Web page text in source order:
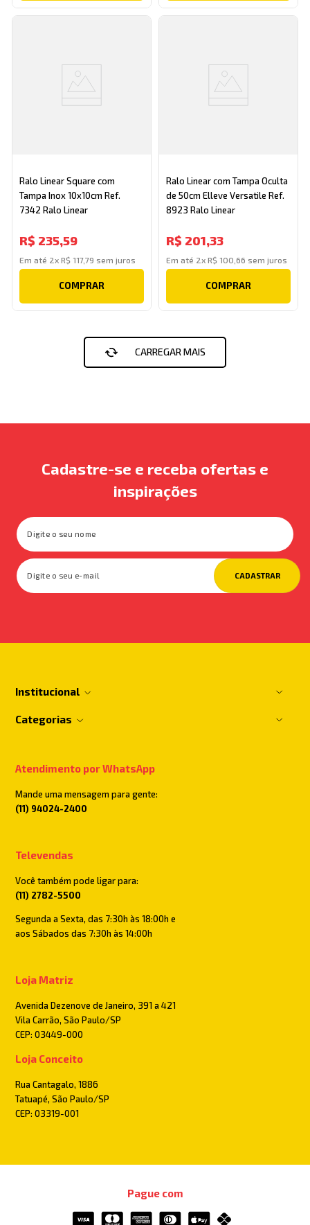
Ralo Linear Square com
Tampa Inox 10x10cm Ref.
7342 Ralo Linear
R$ 235,59
Em até 2xR$ 117,79 sem juros
COMPRAR
Ralo Linear com Tampa Oculta
de 50cm Elleve Versatile Ref.
8923 Ralo Linear
R$ 201,33
Em até 2x R$ 100 66 sem juros
COMPRAR
Cadastre-se e receba ofertas e
inspirações
CADASTRAR
Institucional
Categorias
Atendimento por WhatsApp
Mande uma mensagem para gente:
(11) 94024-2400
Televendas
Você também pode ligar para:
(11) 2782-5500
Segunda a Sexta, das 7:30h às 18:00h e
aos Sábados das 7:30h às 14:00h
Loja Matriz
Avenida Dezenove de Janeiro, 391 a 421
Vila Carrão, São Paulo/SP
CEP: 03449-000
Loja Conceito
Rua Cantagalo, 1886
Tatuapé, São Paulo/SP
CEP: 03319-001
Pague com